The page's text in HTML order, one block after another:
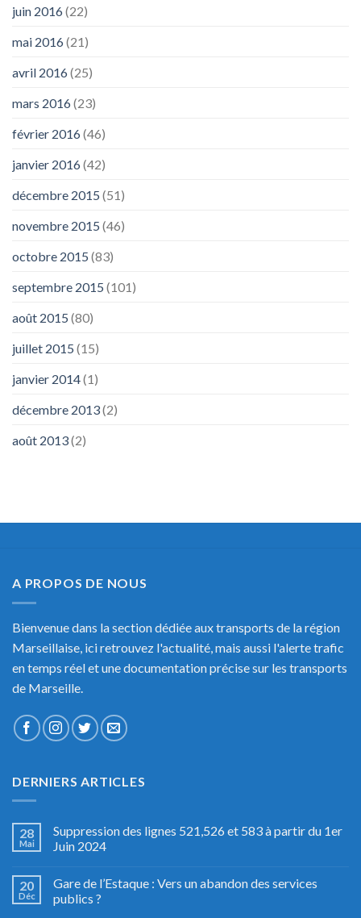
juin 2016(22)
mai 2016(21)
avril 2016(25)
mars 2016(23)
février 2016(46)
janvier 2016(42)
décembre 2015 (51)
novembre 2015 (46)
octobre 2015 (83)
septembre 2015 (101)
août 2015 (80)
juillet 2015 (15)
janvier 2014(1)
décembre 2013(2)
août 2013(2)
A PROPOS DE NOUS
Bienvenue dans la section dédiée aux transports de la région
Marseillaise, ici retrouvez l'actualité, mais aussi l'alerte trafic
en temps réel et une documentation précise sur les transports
de Marseille.
DERNIERS ARTICLES
28
Mai
Suppression des lignes 521,526 et 583 à partir du 1er
Juin 2024
20
Déc
Gare de l’Estaque : Vers un abandon des services
publics ?